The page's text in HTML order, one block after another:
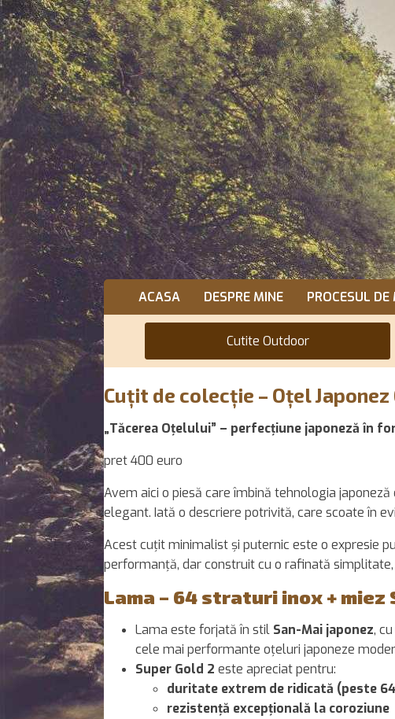
ACASA DESPRE MINE PROCESUL
Cutite Outdoor
Cuțit de colecție – Oțel
„Tăcerea Oțelului” – perfecțiune japoneză în
pret 400 euro
Avem aici o piesă care îmbină tehnologia
elegant. Iată o descriere potrivită, care scoate în
Acest cuțit minimalist și puternic este o expresie
performanță, dar construit cu o rafinată
Lama – 64 straturi inox + miez
Lama este forjată în stil San-Mai japonez, cu
cele mai performante oțeluri japoneze
Super Gold 2 este apreciat pentru:
duritate extrem de ridicată (peste 64
rezistență excepțională la coroziune